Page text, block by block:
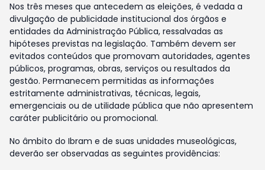
Nos três meses que antecedem as eleições, é vedada a
divulgação de publicidade institucional dos órgãos e
entidades da Administração Pública, ressalvadas as
hipóteses previstas na legislação. Também devem ser
evitados conteúdos que promovam autoridades, agentes
públicos, programas, obras, serviços ou resultados da
gestão. Permanecem permitidas as informações
estritamente administrativas, técnicas, legais,
emergenciais ou de utilidade pública que não apresentem
caráter publicitário ou promocional.
No âmbito do Ibram e de suas unidades museológicas,
deverão ser observadas as seguintes providências: